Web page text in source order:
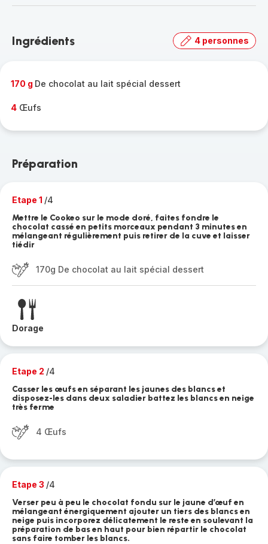
-
gamme
Ingrédients 4 personnes
170 g De chocolat au lait spécial dessert
4 Œufs
Préparation
Etape 1 /4
Mettre le Cookeo sur le mode doré, faites fondre le
chocolat cassé en petits morceaux pendant 3 minutes en
mélangeant régulièrement puis retirer de la cuve et laisser
tiédir
170g De chocolat au lait spécial dessert
Dorage
Etape 2 /4
Casser les œufs en séparant les jaunes des blancs et
disposez-les dans deux saladier battez les blancs en neige
très ferme
4 Œufs
Etape 3 /4
Verser peu à peu le chocolat fondu sur le jaune d’œuf en
mélangeant énergiquement ajouter un tiers des blancs en
neige puis incorporez délicatement le reste en soulevant la
préparation de bas en haut pour bien répartir le chocolat
sans faire tomber les blancs.